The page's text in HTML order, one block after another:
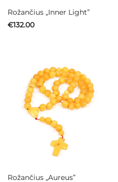
Rožančius „Inner Light”
€132.00
Rožančius „Aureus”